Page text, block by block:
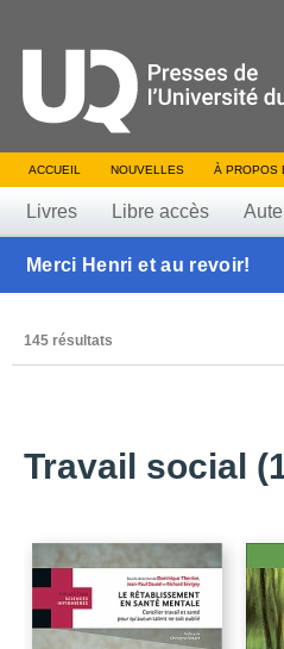
ACCUEIL NOUVELLES À PROPOS
Livres Libre accès
Merci Henri et au revoir!
145 résultats
Travail social